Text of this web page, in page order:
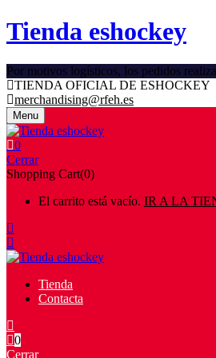
Tienda eshockey
Por motivos logísticos, los pedidos
TIENDA OFICIAL DE ESHOCKEY
merchandising@rfeh.es
Menu
0
Cerrar
Shopping Cart(0)
El carrito está vacío. IR A LA
Tienda
Contacta
0
Cerrar